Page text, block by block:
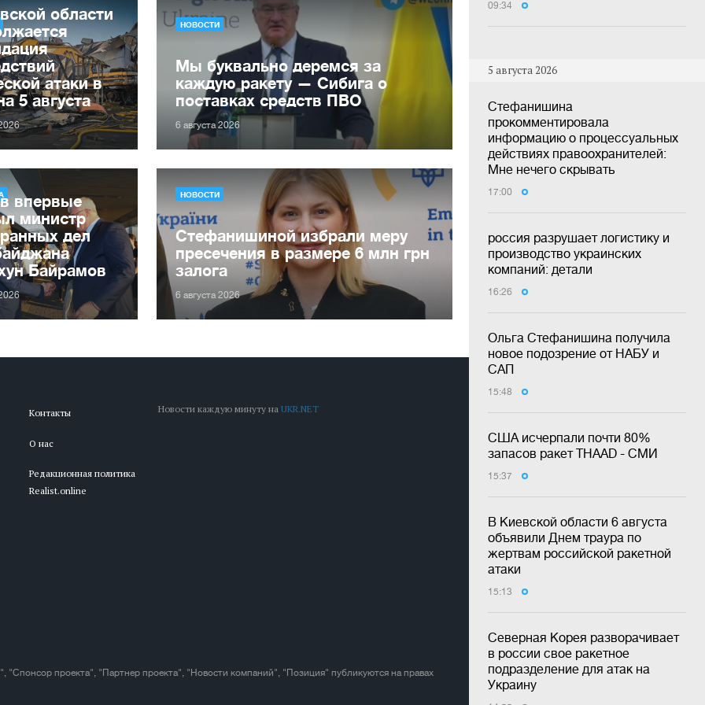
09:34
5 августа 2026
Стефанишина
прокомментировала
информацию о процессуальных
действиях правоохранителей:
Мне нечего скрывать
17:00
россия разрушает логистику и
производство украинских
компаний: детали
16:26
Ольга Стефанишина получила
новое подозрение от НАБУ и
САП
15:48
США исчерпали почти 80%
запасов ракет THAAD - СМИ
15:37
В Киевской области 6 августа
объявили Днем траура по
жертвам российской ракетной
атаки
15:13
Северная Корея разворачивает
в россии свое ракетное
подразделение для атак на
Украину
области
атаки в
5 августа
НОВОСТИ
Мы буквально деремся за
каждую ракету — Сибига о
поставках средств ПВО
6 августа 2026
впервые
министр
дел
Байрамов
НОВОСТИ
Стефанишиной избрали меру
пресечения в размере 6 млн грн
залога
6 августа 2026
Контакты
О нас
Редакционная политика
Realist.online
Новости каждую минуту наUKR.NET
проекта", "Партнер проекта", "Новости компаний", "Позиция" публикуются на правах